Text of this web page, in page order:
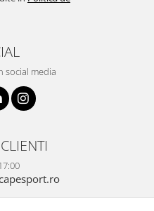
social media